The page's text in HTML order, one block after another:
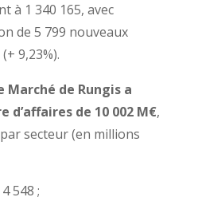
à 1 340 165, avec
de 5 799 nouveaux
9,23%).
Marché de Rungis a
de 10 002 M€,
secteur (en millions
548 ;